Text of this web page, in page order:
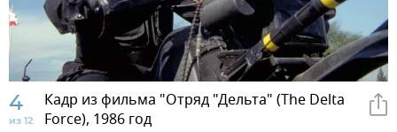
4
из 12
Кадр из фильма "Отряд "Дельта" (The Delta
Force), 1986 год